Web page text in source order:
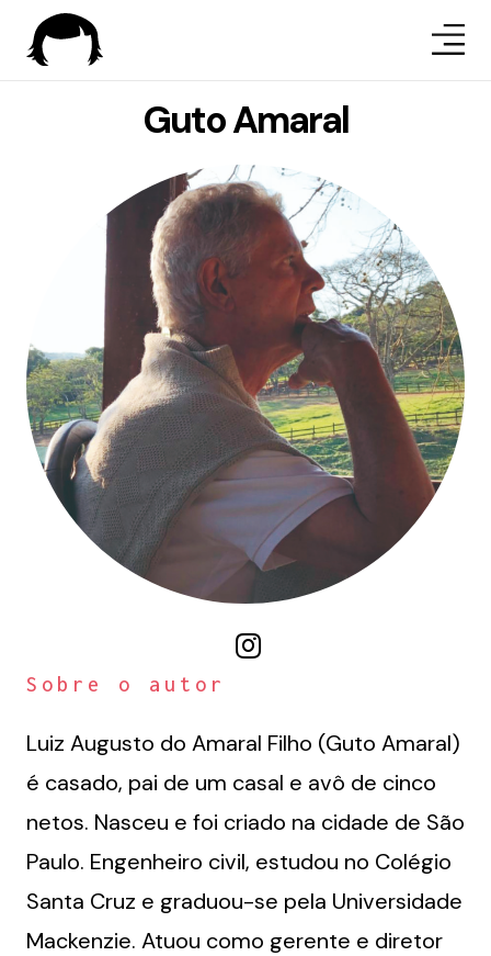
Guto Amaral
Sobre o autor
Luiz Augusto do Amaral Filho (Guto Amaral)
é casado, pai de um casal e avô de cinco
netos. Nasceu e foi criado na cidade de São
Paulo. Engenheiro civil, estudou no Colégio
Santa Cruz e graduou-se pela Universidade
Mackenzie. Atuou como gerente e diretor